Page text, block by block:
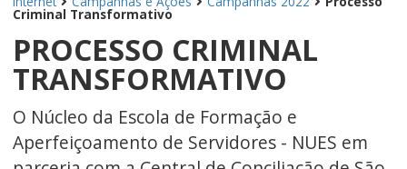
Criminal Transformativo
PROCESSO CRIMINAL
TRANSFORMATIVO
O Núcleo da Escola de Formação e
Aperfeiçoamento de Servidores - NUES em